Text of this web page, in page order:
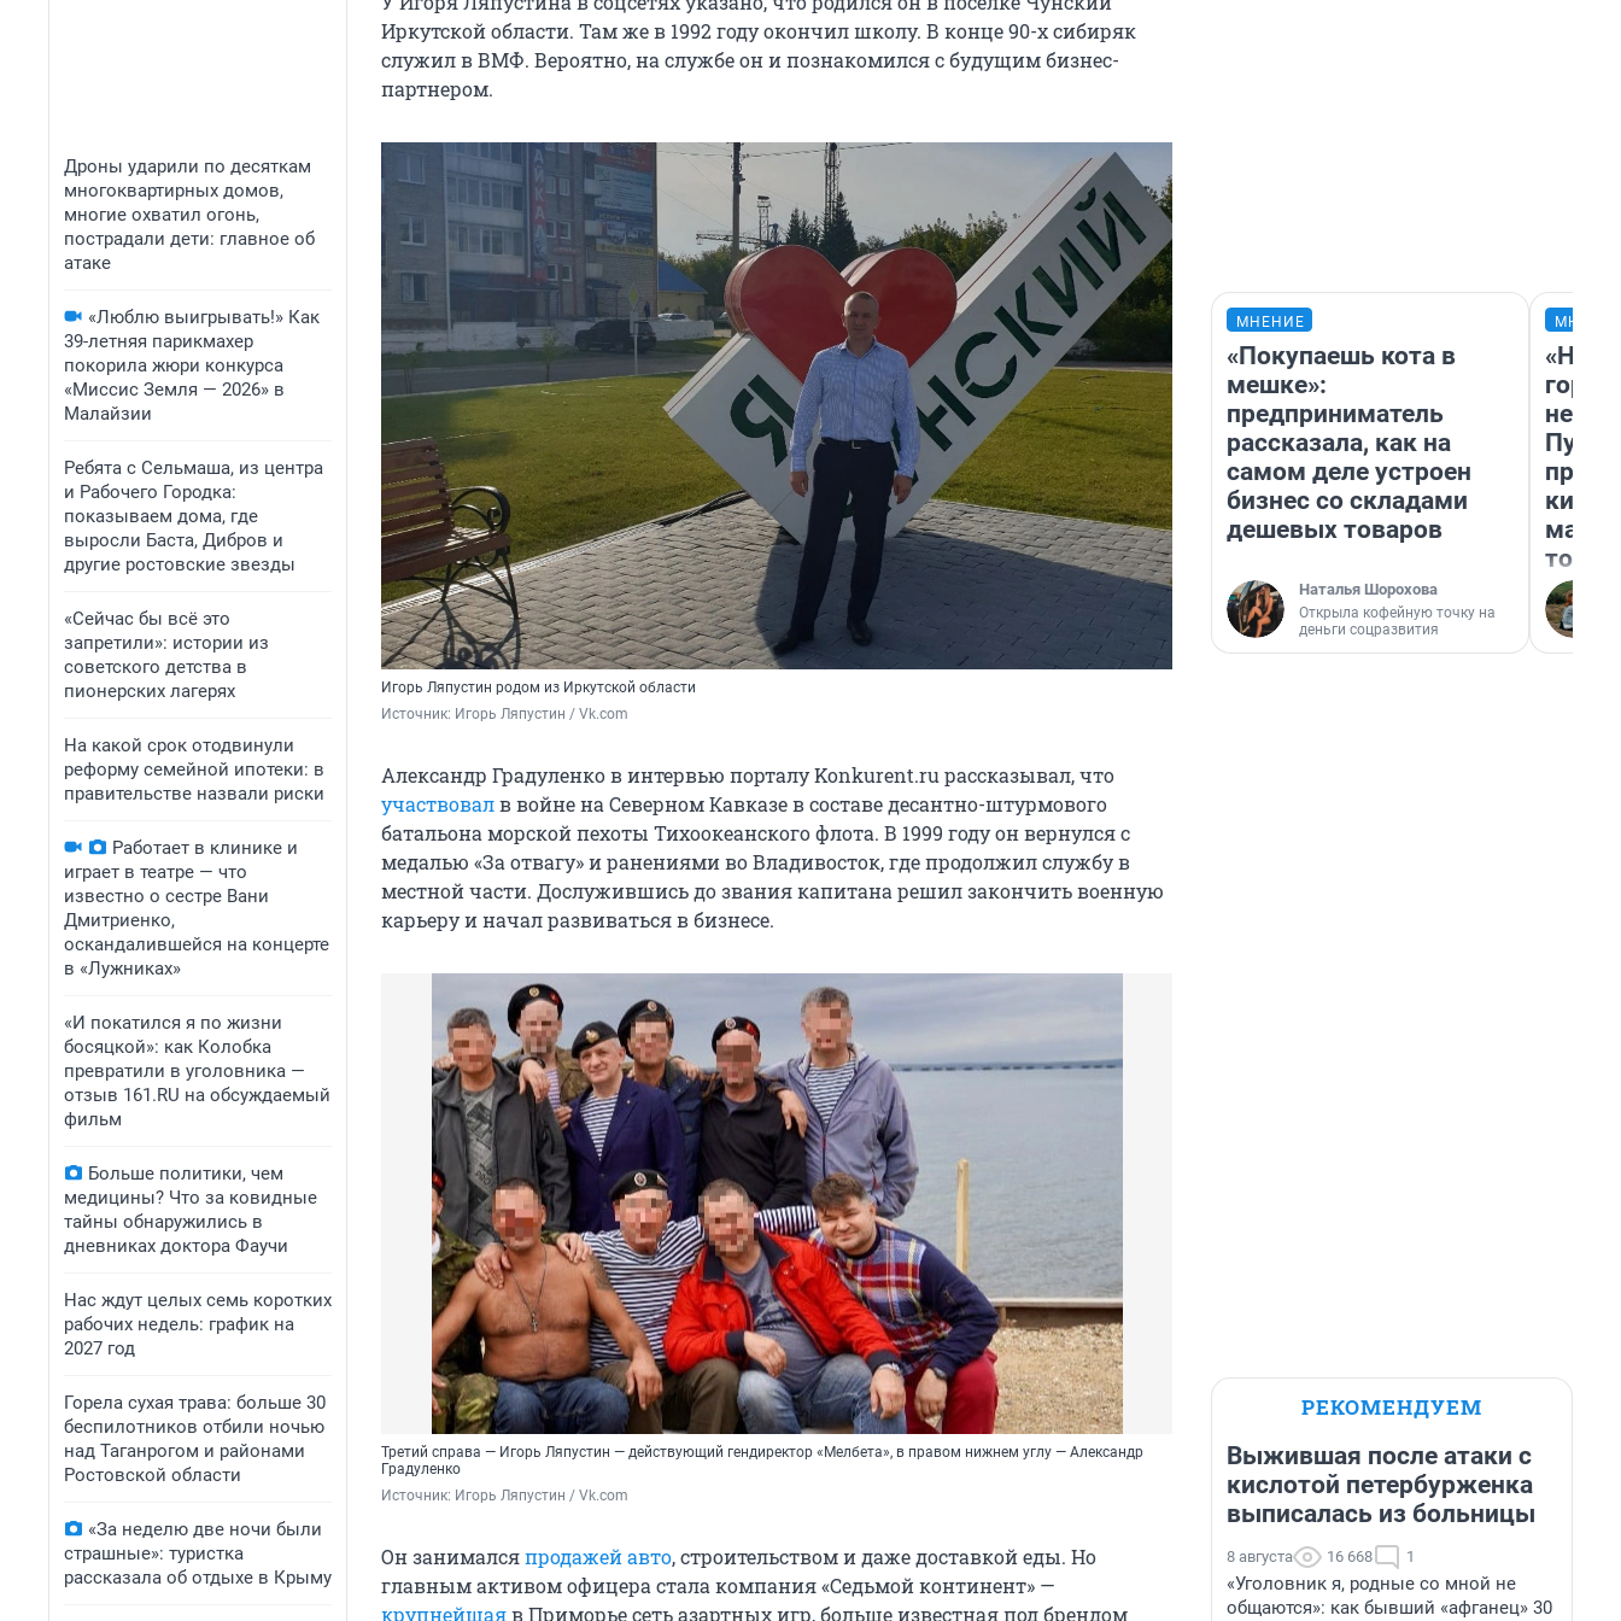
Дроны ударили по десяткам
многоквартирных домов,
многие охватил огонь,
пострадали дети: главное об
атаке
«Люблю выигрывать!» Как
39-летняя парикмахер
покорила жюри конкурса
«Миссис Земля — 2026» в
Малайзии
Ребята с Сельмаша, из центра
и Рабочего Городка:
показываем дома, где
выросли Баста, Дибров и
другие ростовские звезды
«Сейчас бы всё это
запретили»: истории из
советского детства в
пионерских лагерях
На какой срок отодвинули
реформу семейной ипотеки: в
правительстве назвали риски
Работает в клинике и
играет в театре — что
известно о сестре Вани
Дмитриенко,
оскандалившейся на концерте
в «Лужниках»
«И покатился я по жизни
босяцкой»: как Колобка
превратили в уголовника —
отзыв 161.RU на обсуждаемый
фильм
Больше политики, чем
медицины? Что за ковидные
тайны обнаружились в
дневниках доктора Фаучи
Нас ждут целых семь коротких
рабочих недель: график на
2027 год
Горела сухая трава: больше 30
беспилотников отбили ночью
над Таганрогом и районами
Ростовской области
«За неделю две ночи были
страшные»: туристка
рассказала об отдыхе в Крыму
Иркутской области. Там же в 1992 году окончил школу. В конце 90-х сибиряк
служил в ВМФ. Вероятно, на службе он и познакомился с будущим бизнес-
партнером.
Игорь Ляпустин родом из Иркутской области
Источник: Игорь Ляпустин / Vk.com
Александр Градуленко в интервью порталу Konkurent.ru рассказывал, что
участвовалв войне на Северном Кавказе в составе десантно-штурмового
батальона морской пехоты Тихоокеанского флота. В 1999 году он вернулся с
медалью «За отвагу» и ранениями во Владивосток, где продолжил службу в
местной части. Дослужившись до звания капитана решил закончить военную
карьеру и начал развиваться в бизнесе.
Третий справа — Игорь Ляпустин — действующий гендиректор «Мелбета», в правом нижнем углу — Александр
Градуленко
Источник: Игорь Ляпустин / Vk.com
Он занималсяпродажей авто, строительством и даже доставкой еды. Но
главным активом офицера стала компания «Седьмой континент» —
крупнейшаяв Приморье сеть азартных игр, больше известная под брендом
МНЕНИЕ
«Покупаешь кота в
мешке»:
предприниматель
рассказала, как на
самом деле устроен
бизнес со складами
дешевых товаров
Наталья Шорохова
Открыла кофейную точку на
деньги соцразвития
«Нет
того
РЕКОМЕНДУЕМ
Выжившая после атаки с
кислотой петербурженка
выписалась из больницы
8 августа 16 668 1
«Уголовник я, родные со мной не
общаются»: как бывший «афганец» 30